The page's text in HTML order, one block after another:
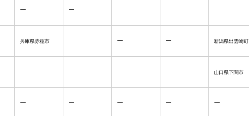
ー ー
兵庫県赤穂市 ー ー 新潟県出雲崎町
山口県下関市
ー ー ー ー ー